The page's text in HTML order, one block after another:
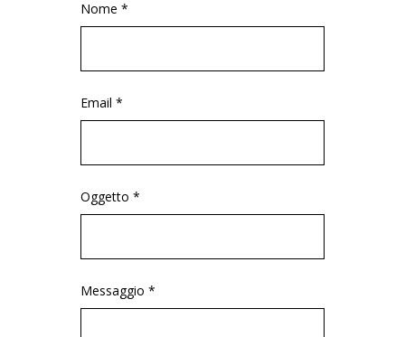
Nome *
Email *
Oggetto *
Messaggio *